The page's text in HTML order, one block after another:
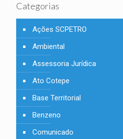
Categorias
Ações SCPETRO
Ambiental
Assessoria Jurídica
Ato Cotepe
Base Territorial
Benzeno
Comunicado